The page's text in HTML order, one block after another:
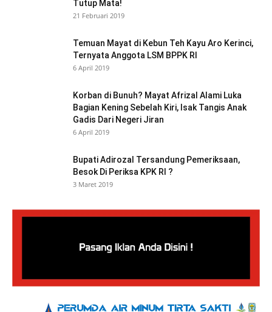
Tutup Mata!
21 Februari 2019
Temuan Mayat di Kebun Teh Kayu Aro Kerinci,
Ternyata Anggota LSM BPPK RI
6 April 2019
Korban di Bunuh? Mayat Afrizal Alami Luka
Bagian Kening Sebelah Kiri, Isak Tangis Anak
Gadis Dari Negeri Jiran
6 April 2019
Bupati Adirozal Tersandung Pemeriksaan,
Besok Di Periksa KPK RI ?
3 Maret 2019